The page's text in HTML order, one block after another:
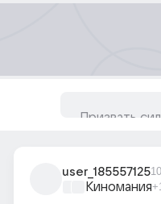
user_185557125
Киномания